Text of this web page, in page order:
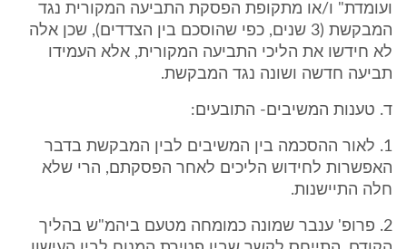
ועומדת" ו/או מתקופת הפסקת התביעה המקורית נגד
המבקשת (3 שנים, כפי שהוסכם בין הצדדים), שכן אלה
לא חידשו את הליכי התביעה המקורית, אלא העמידו
תביעה חדשה ושונה נגד המבקשת.
ד. טענות המשיבים- התובעים:
1. לאור ההסכמה בין המשיבים לבין המבקשת בדבר
האפשרות לחידוש הליכים לאחר הפסקתם, הרי שלא
חלה התיישנות.
2. פרופ' ענבר שמונה כמומחה מטעם ביהמ"ש בהליך